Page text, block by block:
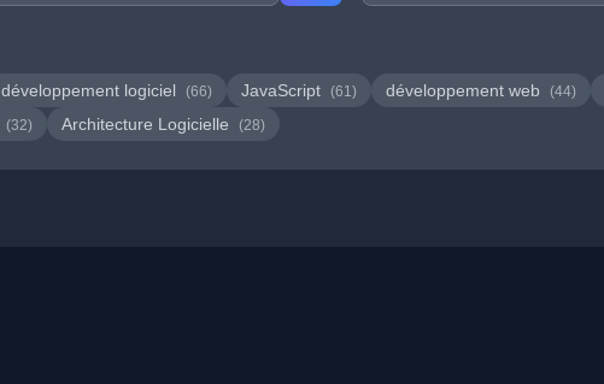
développement logiciel (66) JavaScript (61) développement web (44)
(32) Architecture Logicielle (28)